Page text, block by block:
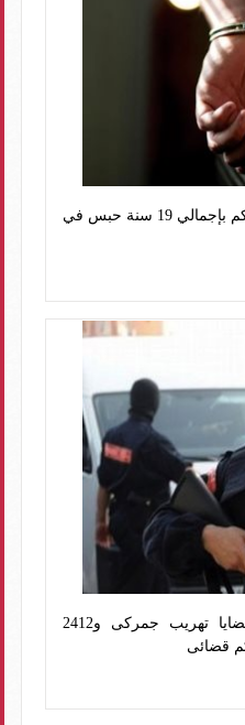
ضبط محكوم عليه في 102 حكم بإجمالي 19 سنة حبس في
خلال 24 ساعة.. ضبط 3 قضايا تهريب جمركى و2412